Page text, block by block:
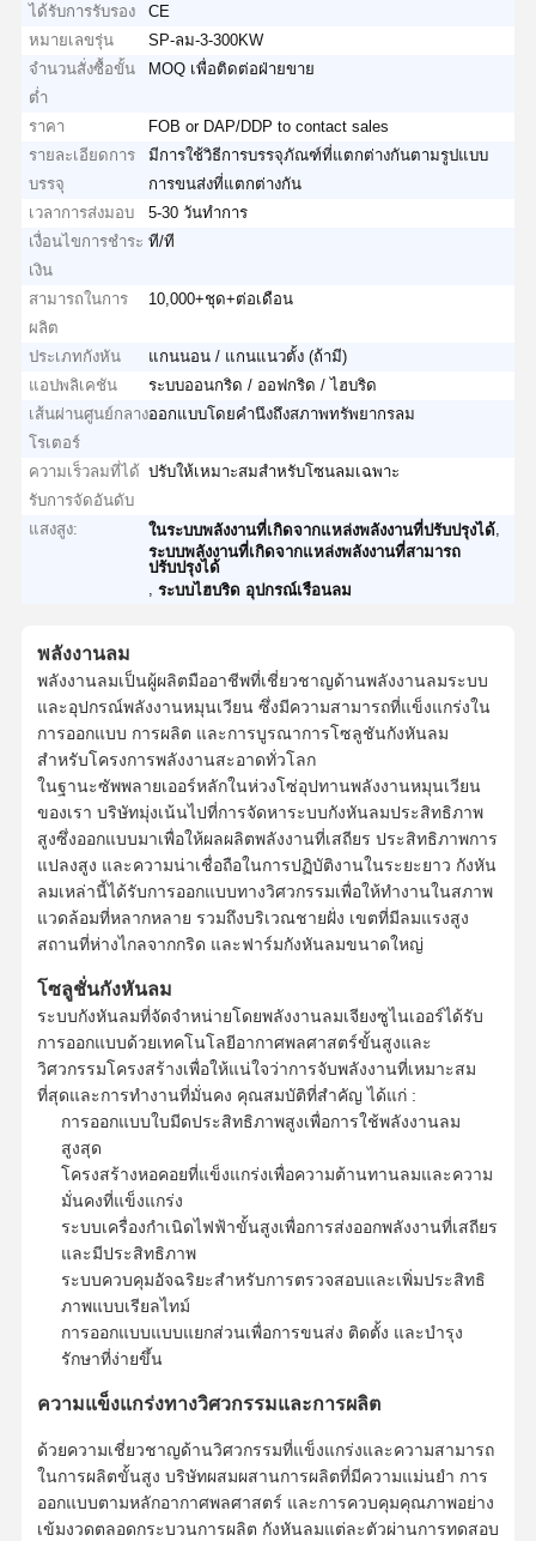
ได้รับการรับรอง
CE
หมายเลขรุ่น
SP-ลม-3-300KW
จำนวนสั่งซื้อขั้น
ต่ำ
MOQ เพื่อติดต่อฝ่ายขาย
ราคา
FOB or DAP/DDP to contact sales
รายละเอียดการ
บรรจุ
มีการใช้วิธีการบรรจุภัณฑ์ที่แตกต่างกันตามรูปแบบ
การขนส่งที่แตกต่างกัน
เวลาการส่งมอบ
5-30 วันทำการ
เงื่อนไขการชำระ
เงิน
ที/ที
สามารถในการ
ผลิต
10,000+ชุด+ต่อเดือน
ประเภทกังหัน
แกนนอน / แกนแนวตั้ง (ถ้ามี)
แอปพลิเคชัน
ระบบออนกริด / ออฟกริด / ไฮบริด
เส้นผ่านศูนย์กลาง
โรเตอร์
ออกแบบโดยคำนึงถึงสภาพทรัพยากรลม
ความเร็วลมที่ได้
รับการจัดอันดับ
ปรับให้เหมาะสมสำหรับโซนลมเฉพาะ
แสงสูง: ในระบบพลังงานที่เกิดจากแหล่งพลังงานที่ปรับปรุงได้
ระบบพลังงานที่เกิดจากแหล่งพลังงานที่สามารถ
ปรับปรุงได้
,ระบบไฮบริด อุปกรณ์เรือนลม
พลังงานลม
พลังงานลมเป็นผู้ผลิตมืออาชีพที่เชี่ยวชาญด้านพลังงานลมระบบ
และอุปกรณ์พลังงานหมุนเวียน ซึ่งมีความสามารถที่แข็งแกร่งใน
การออกแบบ การผลิต และการบูรณาการโซลูชันกังหันลม
สำหรับโครงการพลังงานสะอาดทั่วโลก
ในฐานะซัพพลายเออร์หลักในห่วงโซ่อุปทานพลังงานหมุนเวียน
ของเรา บริษัทมุ่งเน้นไปที่การจัดหาระบบกังหันลมประสิทธิภาพ
สูงซึ่งออกแบบมาเพื่อให้ผลผลิตพลังงานที่เสถียร ประสิทธิภาพการ
แปลงสูง และความน่าเชื่อถือในการปฏิบัติงานในระยะยาว กังหัน
ลมเหล่านี้ได้รับการออกแบบทางวิศวกรรมเพื่อให้ทำงานในสภาพ
แวดล้อมที่หลากหลาย รวมถึงบริเวณชายฝั่ง เขตที่มีลมแรงสูง
สถานที่ห่างไกลจากกริด และฟาร์มกังหันลมขนาดใหญ่
โซลูชั่นกังหันลม
ระบบกังหันลมที่จัดจำหน่ายโดยพลังงานลมเจียงซูไนเออร์ได้รับ
การออกแบบด้วยเทคโนโลยีอากาศพลศาสตร์ขั้นสูงและ
วิศวกรรมโครงสร้างเพื่อให้แน่ใจว่าการจับพลังงานที่เหมาะสม
ที่สุดและการทำงานที่มั่นคง คุณสมบัติที่สำคัญ ได้แก่ :
การออกแบบใบมีดประสิทธิภาพสูงเพื่อการใช้พลังงานลม
สูงสุด
โครงสร้างหอคอยที่แข็งแกร่งเพื่อความต้านทานลมและความ
มั่นคงที่แข็งแกร่ง
ระบบเครื่องกำเนิดไฟฟ้าขั้นสูงเพื่อการส่งออกพลังงานที่เสถียร
และมีประสิทธิภาพ
ระบบควบคุมอัจฉริยะสำหรับการตรวจสอบและเพิ่มประสิทธิ
ภาพแบบเรียลไทม์
การออกแบบแบบแยกส่วนเพื่อการขนส่ง ติดตั้ง และบำรุง
รักษาที่ง่ายขึ้น
ความแข็งแกร่งทางวิศวกรรมและการผลิต
ด้วยความเชี่ยวชาญด้านวิศวกรรมที่แข็งแกร่งและความสามารถ
ในการผลิตขั้นสูง บริษัทผสมผสานการผลิตที่มีความแม่นยำ การ
ออกแบบตามหลักอากาศพลศาสตร์ และการควบคุมคุณภาพอย่าง
เข้มงวดตลอดกระบวนการผลิต กังหันลมแต่ละตัวผ่านการทดสอบ